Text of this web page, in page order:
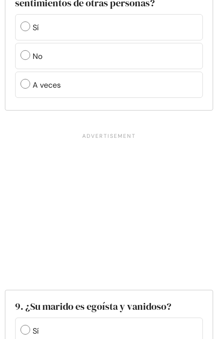
sentimientos de otras personas?
Sí
No
A veces
9. ¿Su marido es egoísta y vanidoso?
Sí